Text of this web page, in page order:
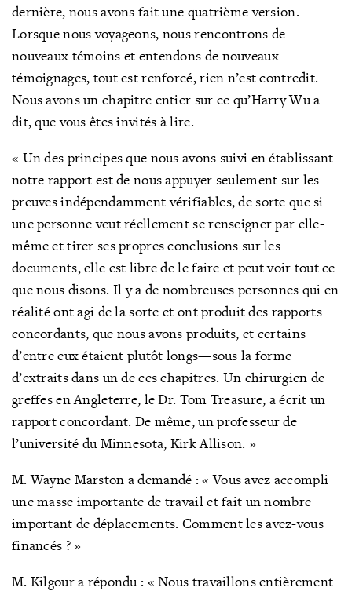
dernière, nous avons fait une quatrième version.
Lorsque nous voyageons, nous rencontrons de
nouveaux témoins et entendons de nouveaux
témoignages, tout est renforcé, rien n’est contredit.
Nous avons un chapitre entier sur ce qu’Harry Wu a
dit, que vous êtes invités à lire.
« Un des principes que nous avons suivi en établissant
notre rapport est de nous appuyer seulement sur les
preuves indépendamment vérifiables, de sorte que si
une personne veut réellement se renseigner par elle-
même et tirer ses propres conclusions sur les
documents, elle est libre de le faire et peut voir tout ce
que nous disons. Il y a de nombreuses personnes qui en
réalité ont agi de la sorte et ont produit des rapports
concordants, que nous avons produits, et certains
d’entre eux étaient plutôt longs—sous la forme
d’extraits dans un de ces chapitres. Un chirurgien de
greffes en Angleterre, le Dr. Tom Treasure, a écrit un
rapport concordant. De même, un professeur de
l’université du Minnesota, Kirk Allison. »
M. Wayne Marston a demandé : « Vous avez accompli
une masse importante de travail et fait un nombre
important de déplacements. Comment les avez-vous
financés ? »
M. Kilgour a répondu : « Nous travaillons entièrement